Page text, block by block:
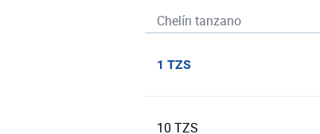
Chelín tanzano
1 TZS
10 TZS